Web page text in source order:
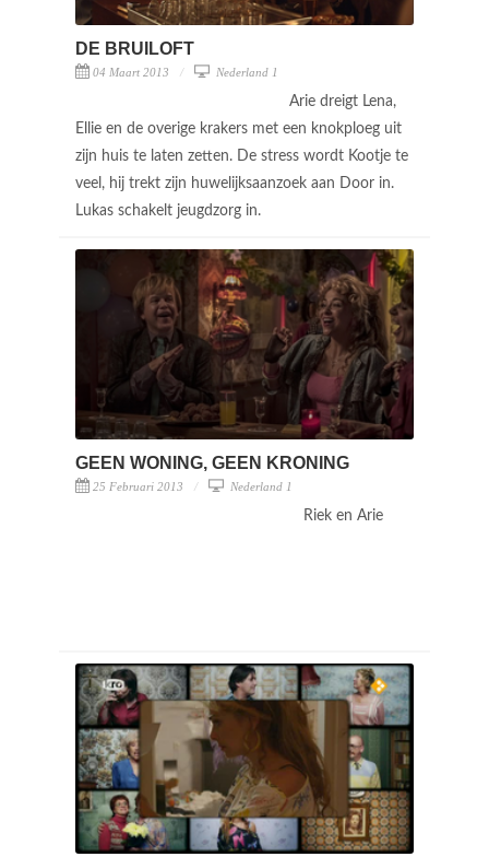
DE BRUILOFT
04 Maart 2013 Nederland 1
Arie dreigt Lena,
Ellie en de overige krakers met een knokploeg uit
zijn huis te laten zetten. De stress wordt Kootje te
veel, hij trekt zijn huwelijksaanzoek aan Door in.
Lukas schakelt jeugdzorg in.
GEEN WONING, GEEN KRONING
25 Februari 2013 Nederland 1
Riek en Arie